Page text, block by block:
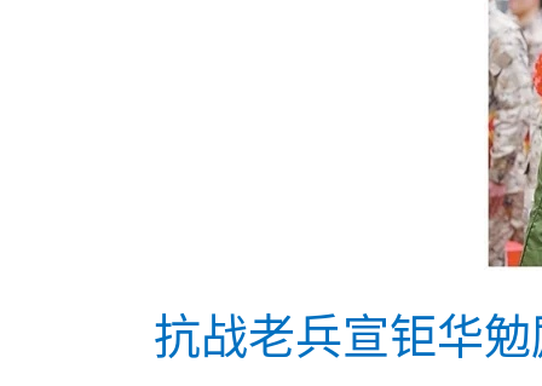
抗战老兵宣钜华